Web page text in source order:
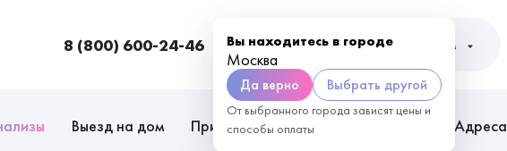
8 (800) 600-24-46 Вы находитесь в городе
Москва
Да верно Выбрать другой
От выбранного города зависят цены и
способы оплаты
Москва Пациентам
Выезд на дом Приём врачей Адреса